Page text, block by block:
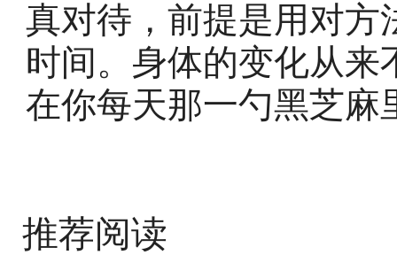
真对待，前提是用对
时间。身体的变化从
在你每天那一勺黑芝麻
推荐阅读